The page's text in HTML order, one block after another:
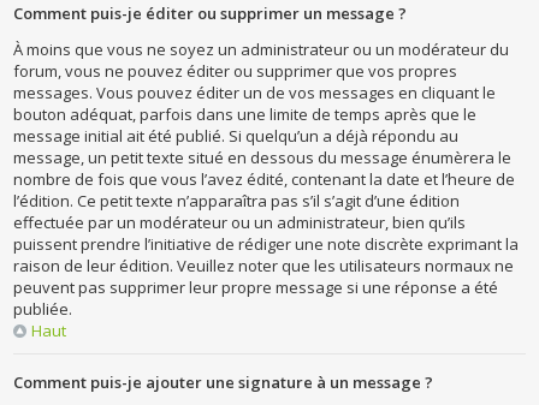
Comment puis-je éditer ou supprimer un message ?
À moins que vous ne soyez un administrateur ou un modérateur du
forum, vous ne pouvez éditer ou supprimer que vos propres
messages. Vous pouvez éditer un de vos messages en cliquant le
bouton adéquat, parfois dans une limite de temps après que le
message initial ait été publié. Si quelqu’un a déjà répondu au
message, un petit texte situé en dessous du message énumèrera le
nombre de fois que vous l’avez édité, contenant la date et l’heure de
l’édition. Ce petit texte n’apparaîtra pas s’il s’agit d’une édition
effectuée par un modérateur ou un administrateur, bien qu’ils
puissent prendre l’initiative de rédiger une note discrète exprimant la
raison de leur édition. Veuillez noter que les utilisateurs normaux ne
peuvent pas supprimer leur propre message si une réponse a été
publiée.
Haut
Comment puis-je ajouter une signature à un message ?